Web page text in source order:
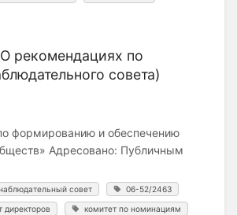
рекомендациях по
совета)
формированию и обеспечению
Адресовано: Публичным
совет 06-52/2463
директоров комитет по номинациям